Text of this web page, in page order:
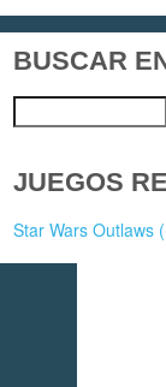
BUSCAR
JUEGOS
Star Wars Outlaws (